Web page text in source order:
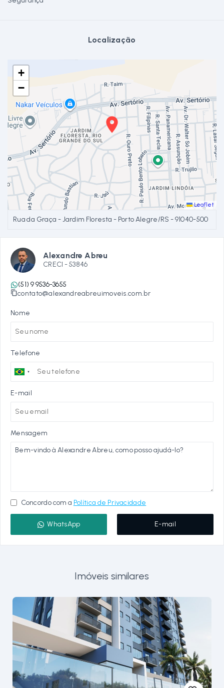
Localização
+
−
Leaflet
Rua da Graça - Jardim Floresta - Porto Alegre/RS - 91040-500
Alexandre Abreu
CRECI -53846
(51) 9 9536-3655
contato@alexandreabreuimoveis.com.br
Nome
Telefone
E-mail
Mensagem
Concordo com a Política de Privacidade
WhatsApp E-mail
Imóveis similares